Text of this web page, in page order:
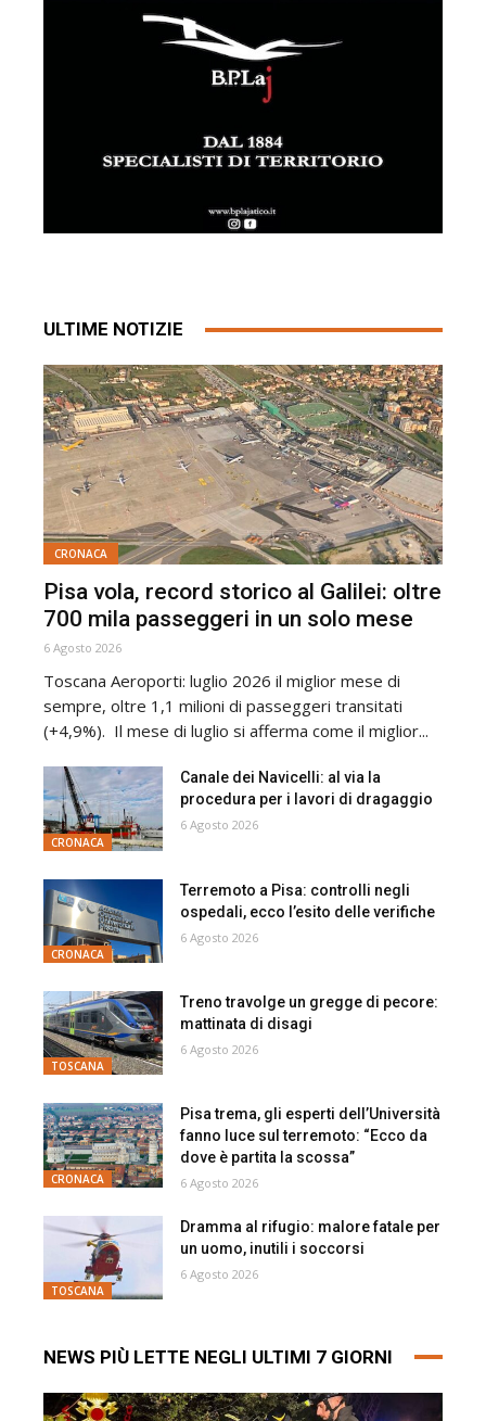
ULTIME NOTIZIE
CRONACA
Pisa vola, record storico al Galilei: oltre
700 mila passeggeri in un solo mese
6 Agosto 2026
Toscana Aeroporti: luglio 2026 il miglior mese di
sempre, oltre 1,1 milioni di passeggeri transitati
(+4,9%). Il mese di luglio si afferma come il miglior...
CRONACA
Canale dei Navicelli: al via la
procedura per i lavori di dragaggio
6 Agosto 2026
CRONACA
Terremoto a Pisa: controlli negli
ospedali, ecco l’esito delle verifiche
6 Agosto 2026
TOSCANA
Treno travolge un gregge di pecore:
mattinata di disagi
6 Agosto 2026
CRONACA
Pisa trema, gli esperti dell’Università
fanno luce sul terremoto: “Ecco da
dove è partita la scossa”
6 Agosto 2026
TOSCANA
Dramma al rifugio: malore fatale per
un uomo, inutili i soccorsi
6 Agosto 2026
NEWS PIÙ LETTE NEGLI ULTIMI 7 GIORNI